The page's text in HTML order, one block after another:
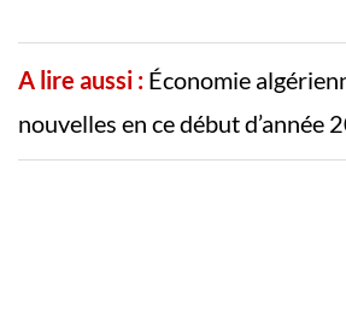
A lire aussi : Économie
nouvelles en ce début d’année